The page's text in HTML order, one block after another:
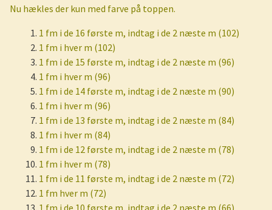
Nu hækles der kun med farve på toppen.
1 fm i de 16 første m, indtag i de 2 næste m (102)
1 fm i hver m (102)
1 fm i de 15 første m, indtag i de 2 næste m (96)
1 fm i hver m (96)
1 fm i de 14 første m, indtag i de 2 næste m (90)
1 fm i hver m (96)
1 fm i de 13 første m, indtag i de 2 næste m (84)
1 fm i hver m (84)
1 fm i de 12 første m, indtag i de 2 næste m (78)
1 fm i hver m (78)
1 fm i de 11 første m, indtag i de 2 næste m (72)
1 fm hver m (72)